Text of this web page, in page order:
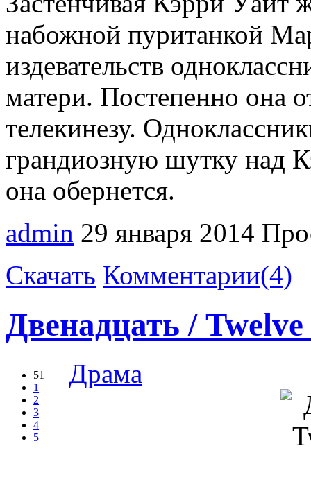
набожной пуританкой
издевательств
матери. Постепенно она
телекинезу.
грандиозную шутку над
она обернется.
admin 29 января 2014
Скачать Комментарии(4)
Двенадцать /
51
1
2
3
4
5
Драма